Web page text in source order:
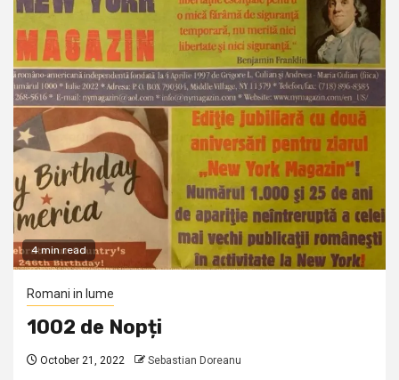
4 min read
Romani in lume
1002 de Nopți
October 21, 2022 Sebastian Doreanu